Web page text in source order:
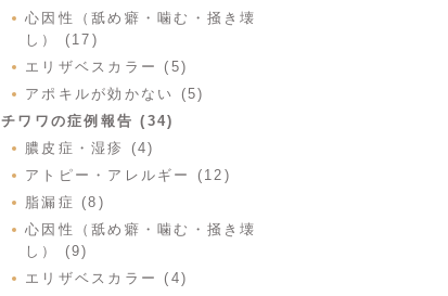
心因性（舐め癖・噛む・掻き壊
し） (17)
エリザベスカラー (5)
アポキルが効かない (5)
チワワの症例報告 (34)
膿皮症・湿疹 (4)
アトピー・アレルギー (12)
脂漏症 (8)
心因性（舐め癖・噛む・掻き壊
し） (9)
エリザベスカラー (4)